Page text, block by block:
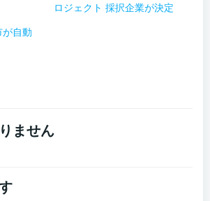
ロジェクト 採択企業が決定
自動
ません